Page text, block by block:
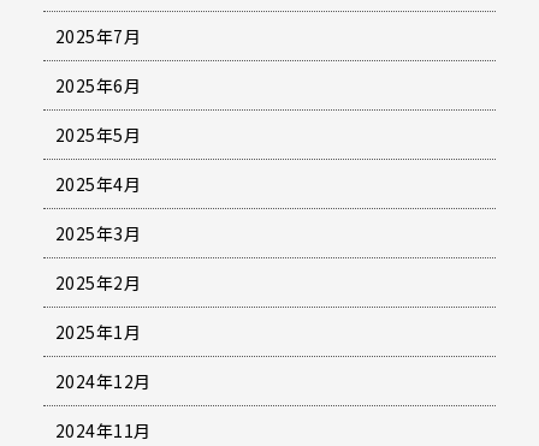
2025年7月
2025年6月
2025年5月
2025年4月
2025年3月
2025年2月
2025年1月
2024年12月
2024年11月